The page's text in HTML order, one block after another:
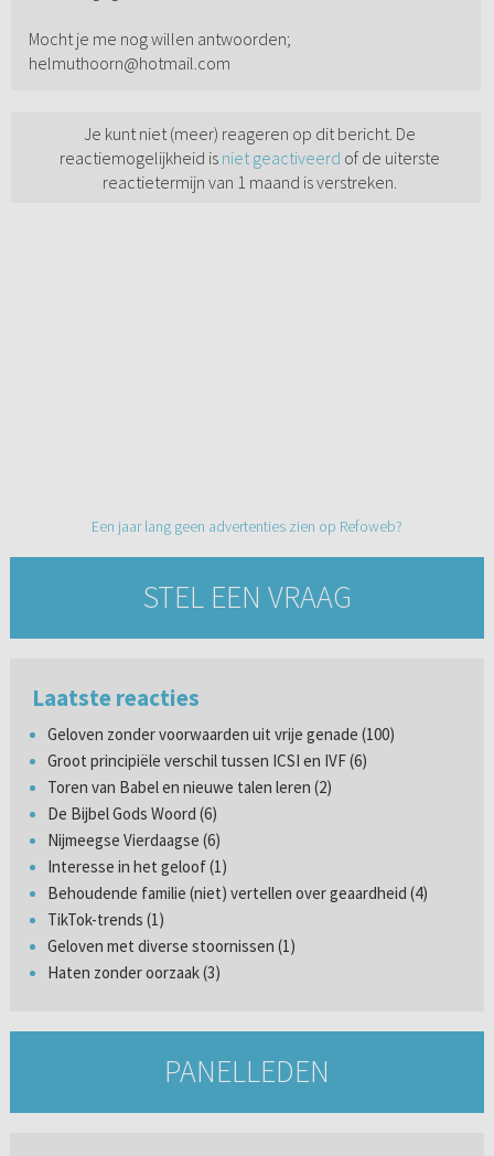
Mocht je me nog willen antwoorden;
helmuthoorn@hotmail.com
Je kunt niet (meer) reageren op dit bericht. De
reactiemogelijkheid is niet geactiveerd of de uiterste
reactietermijn van 1 maand is verstreken.
Een jaar lang geen advertenties zien op Refoweb?
STEL EEN VRAAG
Laatste reacties
Geloven zonder voorwaarden uit vrije genade (100)
Groot principiële verschil tussen ICSI en IVF (6)
Toren van Babel en nieuwe talen leren (2)
De Bijbel Gods Woord (6)
Nijmeegse Vierdaagse (6)
Interesse in het geloof (1)
Behoudende familie (niet) vertellen over geaardheid (4)
TikTok-trends (1)
Geloven met diverse stoornissen (1)
Haten zonder oorzaak (3)
PANELLEDEN